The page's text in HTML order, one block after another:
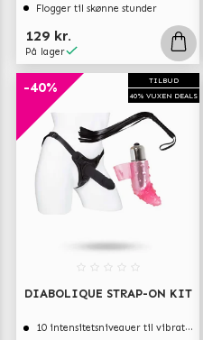
Flogger til skønne stunder
129 kr.
På lager
TILBUD
40% VUXEN DEALS
-40%
DIABOLIQUE STRAP-ON KIT
10 intensitetsniveauer til vibrationsstyrke